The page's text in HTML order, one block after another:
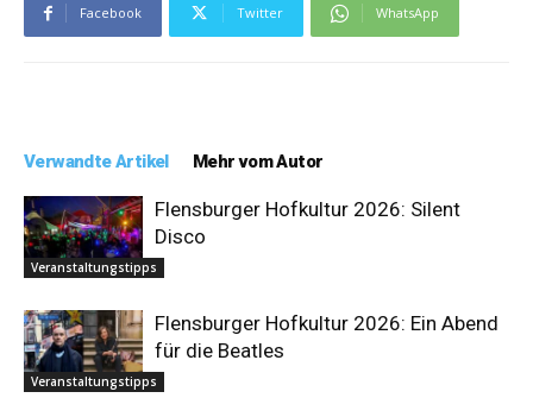
Facebook Twitter WhatsApp
Verwandte Artikel Mehr vom Autor
Veranstaltungstipps
Flensburger Hofkultur 2026: Silent
Disco
Veranstaltungstipps
Flensburger Hofkultur 2026: Ein Abend
für die Beatles